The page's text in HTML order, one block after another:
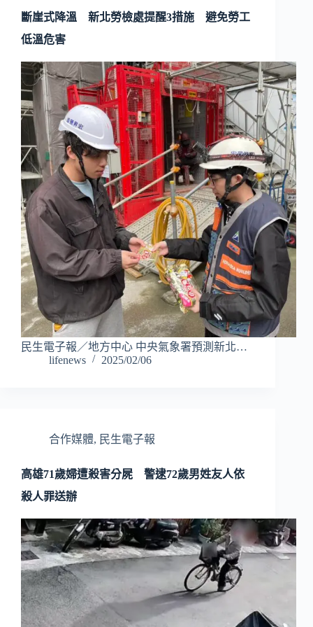
斷崖式降溫 新北勞檢處提醒3措施 避免勞工
低溫危害
民生電子報／地方中心 中央氣象署預測新北…
lifenews
2025/02/06
合作媒體, 民生電子報
高雄71歲婦遭殺害分屍 警逮72歲男姓友人依
殺人罪送辦